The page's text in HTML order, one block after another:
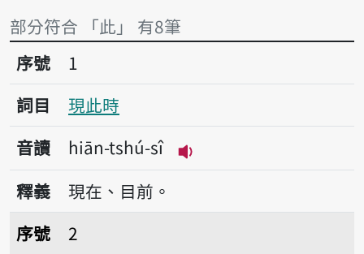
部分符合 「此」 有8筆
序號1現此時
序號
1
詞目
現此時
音讀
hiān-tshú-sî
播放音讀hiān-tshú-sî
釋義
現在、目前。
序號2如此
序號
2